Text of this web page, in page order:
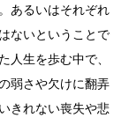
あるいはそれぞれ
ないということで
人生を歩む中で、
弱さや欠けに翻弄
きれない喪失や悲